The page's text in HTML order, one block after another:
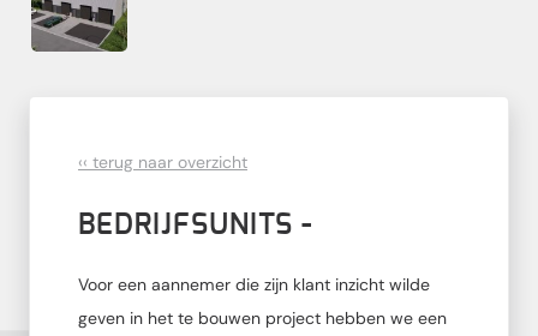
‹‹ terug naar overzicht
BEDRIJFSUNITS -
Voor een aannemer die zijn klant inzicht wilde
geven in het te bouwen project hebben we een